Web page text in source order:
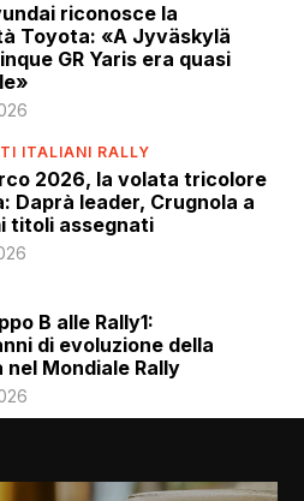
riconosce la
Toyota: «A Jyväskylä
GR Yaris era quasi
ITALIANI RALLY
2026, la volata tricolore
Daprà leader, Crugnola a
titoli assegnati
B alle Rally1:
di evoluzione della
nel Mondiale Rally